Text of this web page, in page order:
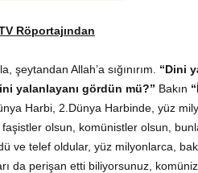
Röportajından
şeytandan Allah’a sığınırım. “Dini
yalanlayanı gördün mü?” Bakın
Harbi, 2.Dünya Harbinde, yüz
olsun, komünistler olsun,
ve telef oldular, yüz milyonlarca,
da perişan etti biliyorsunuz,